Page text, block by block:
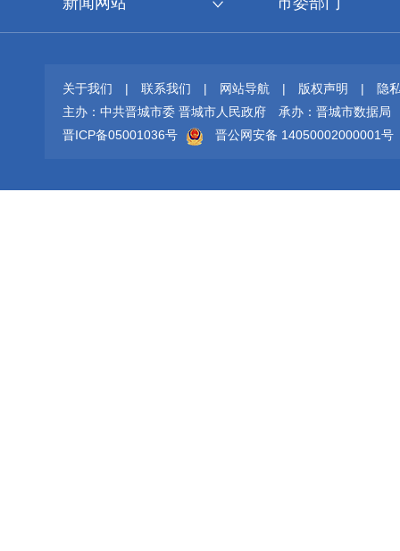
关于我们 | 联系我们 | 网站导航 | 版权声明 |
隐
主办：中共晋城市委 晋城市人民政府
承办：晋城市数据局
晋ICP备05001036号
晋公网安备 14050002000001号